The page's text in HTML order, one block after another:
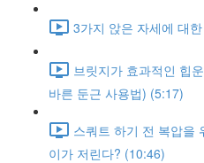
3가지 앉은 자세에 대
브릿지가 효과적인 힙
바른 둔근 사용법) (5:17)
스쿼트 하기 전 복압을
이가 저린다? (10:46)